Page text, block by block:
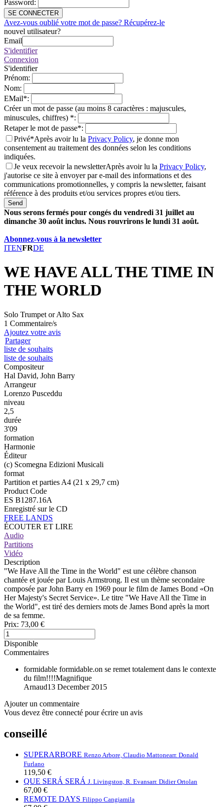
Password:
SE CONNECTER
Avez-vous oublié votre mot de passe? Récupérez-le
nouvel utilisateur?
Email
S'identifier
Connexion
S'identifier
Prénom:
Nom:
EMail*:
Créer un mot de passe (au moins 8 caractères : majuscules,
minuscules, chiffres) *:
Retaper le mot de passe*:
Privé*Après avoir lu la Privacy Policy, je donne mon
consentement au traitement des données selon les conditions
indiquées.
Je veux recevoir la newsletterAprès avoir lu la Privacy Policy,
j'autorise ce site à envoyer par e-mail des informations et des
communications promotionnelles, y compris la newsletter, faisant
référence à des produits et/ou services propres et/ou tiers.
Send
Nous serons fermés pour congés du vendredi 31 juillet au
dimanche 30 août inclus. Nous rouvrirons le lundi 31 août.
Abonnez-vous à la newsletter
ITENFRDE
WE HAVE ALL THE TIME IN
THE WORLD
Solo Trumpet or Alto Sax
1 Commentaire/s
Ajoutez votre avis
Partager
liste de souhaits
liste de souhaits
Compositeur
Hal David, John Barry
Arrangeur
Lorenzo Pusceddu
niveau
2,5
durée
3'09
formation
Harmonie
Éditeur
(c) Scomegna Edizioni Musicali
format
Partition et parties A4 (21 x 29,7 cm)
Product Code
ES B1287.16A
Enregistré sur le CD
FREE LANDS
ÉCOUTER ET LIRE
Audio
Partitions
Vidéo
Description
"We Have All the Time in the World" est une célèbre chanson
chantée et jouée par Louis Armstrong. Il est un thème secondaire
composée par John Barry en 1969 pour le film de James Bond «On
Her Majesty's Secret Service». Le titre "We Have All the Time in
the World", est tiré des derniers mots de James Bond après la mort
de sa femme.
Prix: 73,00 €
Disponible
Commentaires
formidable formidable.on se remet totalement dans le contexte
du film!!!!Magnifique
Arnaud13 December 2015
Ajouter un commentaire
Vous devez être connecté pour écrire un avis
conseillé
SUPERARBORE Renzo Arbore, Claudio Mattonearr. Donald
Furlano
119,50 €
QUE SERÁ SERÁ J. Livingston, R. Evansarr. Didier Ortolan
67,00 €
REMOTE DAYS Filippo Cangiamila